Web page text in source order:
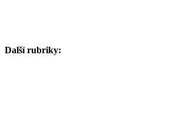
Další rubriky: